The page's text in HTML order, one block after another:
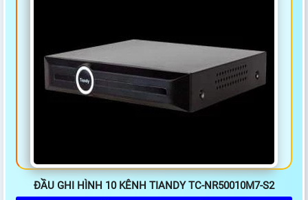
ĐẦU GHI HÌNH 10 KÊNH TIANDY TC-NR50010M7-S2